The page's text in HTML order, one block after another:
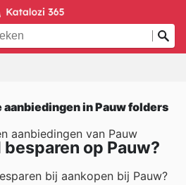
aanbiedingen in Pauw folders
aanbiedingen van Pauw
op Pauw?
bij aankopen bij Pauw?